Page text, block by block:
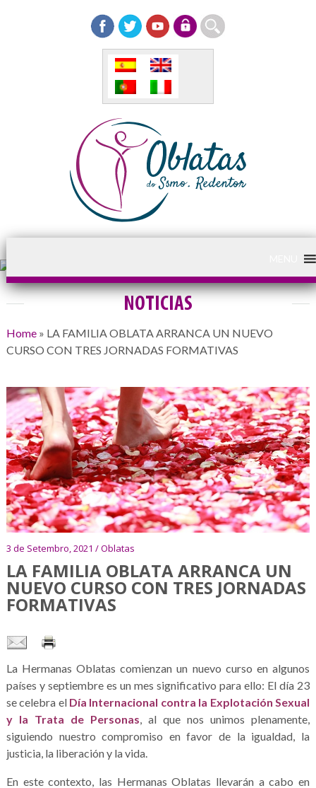
NOTICIAS
Home» LA FAMILIA OBLATA ARRANCA UN NUEVO
CURSO CON TRES JORNADAS FORMATIVAS
3 de Setembro, 2021 / Oblatas
LA FAMILIA OBLATA ARRANCA UN
NUEVO CURSO CON TRES JORNADAS
FORMATIVAS
La Hermanas Oblatas comienzan un nuevo curso en algunos
países y septiembre es un mes significativo para ello: El día 23
se celebra el Día Internacional contra la Explotación Sexual
y la Trata de Personas, al que nos unimos plenamente,
siguiendo nuestro compromiso en favor de la igualdad, la
justicia, la liberación y la vida.
En este contexto, las Hermanas Oblatas llevarán a cabo en